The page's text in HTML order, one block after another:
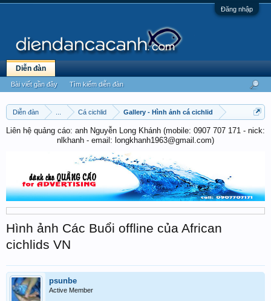
Đăng nhập
Diễn đàn Cá cichlid Gallery - Hình ảnh cá cichlid
Liên hệ quảng cáo: anh Nguyễn Long Khánh (mobile: 0907 707 171 - nick:
nlkhanh - email: longkhanh1963@gmail.com)
Hình ảnh Các Buổi offline của African
cichlids VN
psunbe
Active Member
Diễn đàn
Bài viết gần đây Tìm kiếm diễn đàn